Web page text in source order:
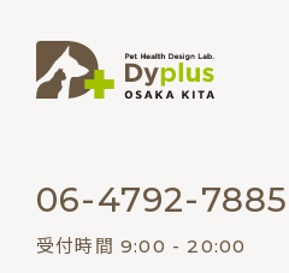
06-4792-7885
受付時間 9:00 - 20:00